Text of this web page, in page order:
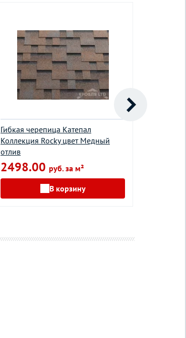
Гибкая черепица Катепал
Коллекция Rocky цвет Медный
отлив
2498.00 руб. за м²
В корзину